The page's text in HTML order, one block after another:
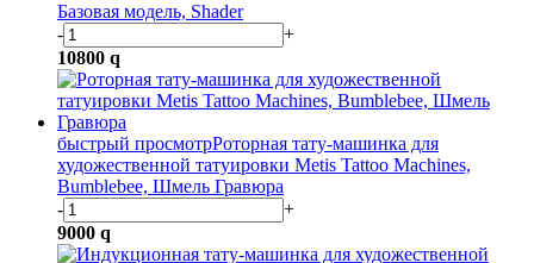
Базовая модель, Shader
-
+
10800 q
быстрый просмотрРоторная тату-машинка для
художественной татуировки Metis Tattoo Machines,
Bumblebee, Шмель Гравюра
-
+
9000 q